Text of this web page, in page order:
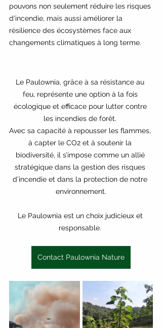
pouvons non seulement réduire les risques
d'incendie, mais aussi améliorer la
résilience des écosystèmes face aux
changements climatiques à long terme.
Le Paulownia, grâce à sa résistance au
feu, représente une option à la fois
écologique et efficace pour lutter contre
les incendies de forêt.
Avec sa capacité à repousser les flammes,
à capter le CO2 et à soutenir la
biodiversité, il s’impose comme un allié
stratégique dans la gestion des risques
d’incendie et dans la protection de notre
environnement.
Le Paulownia est un choix judicieux et
responsable.
Contact Paulownia Nature